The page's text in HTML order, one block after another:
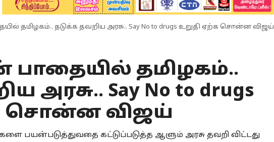
தமிழகம்.. தடுக்க தவறிய அரசு.. Say No to drugs உறுதி ஏற்க சொன்ன விஜய்
தமிழகம்..
அரசு.. Say No to drugs
சொன்ன விஜய்
கட்டுப்படுத்த ஆளும் அரசு தவறி விட்டது